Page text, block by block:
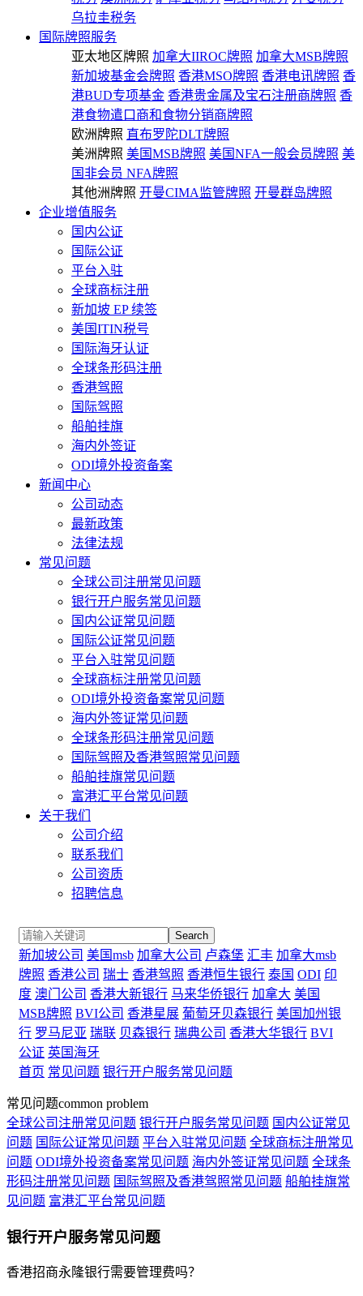
乌拉圭税务
国际牌照服务
亚太地区牌照 加拿大IIROC牌照 加拿大MSB牌照
新加坡基金会牌照 香港MSO牌照 香港电讯牌照 香
港BUD专项基金 香港贵金属及宝石注册商牌照 香
港食物遣口商和食物分销商牌照
欧洲牌照 直布罗陀DLT牌照
美洲牌照 美国MSB牌照 美国NFA一般会员牌照 美
国非会员 NFA牌照
其他洲牌照 开曼CIMA监管牌照 开曼群岛牌照
企业增值服务
国内公证
国际公证
平台入驻
全球商标注册
新加坡 EP 续签
美国ITIN税号
国际海牙认证
全球条形码注册
香港驾照
国际驾照
船舶挂旗
海内外签证
ODI境外投资备案
新闻中心
公司动态
最新政策
法律法规
常见问题
全球公司注册常见问题
银行开户服务常见问题
国内公证常见问题
国际公证常见问题
平台入驻常见问题
全球商标注册常见问题
ODI境外投资备案常见问题
海内外签证常见问题
全球条形码注册常见问题
国际驾照及香港驾照常见问题
船舶挂旗常见问题
富港汇平台常见问题
关于我们
公司介绍
联系我们
公司资质
招聘信息
Search
新加坡公司 美国msb 加拿大公司 卢森堡 汇丰 加拿大msb
牌照 香港公司 瑞士 香港驾照 香港恒生银行 泰国 ODI 印
度 澳门公司 香港大新银行 马来华侨银行 加拿大 美国
MSB牌照 BVI公司 香港星展 葡萄牙贝森银行 美国加州银
行 罗马尼亚 瑞联 贝森银行 瑞典公司 香港大华银行 BVI
公证 英国海牙
首页 常见问题 银行开户服务常见问题
常见问题common problem
全球公司注册常见问题 银行开户服务常见问题 国内公证常见
问题 国际公证常见问题 平台入驻常见问题 全球商标注册常见
问题 ODI境外投资备案常见问题 海内外签证常见问题 全球条
形码注册常见问题 国际驾照及香港驾照常见问题 船舶挂旗常
见问题 富港汇平台常见问题
银行开户服务常见问题
香港招商永隆银行需要管理费吗？